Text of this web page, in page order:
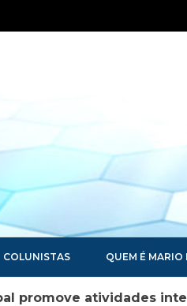
COLUNISTAS QUEM É MARIO
promove atividades